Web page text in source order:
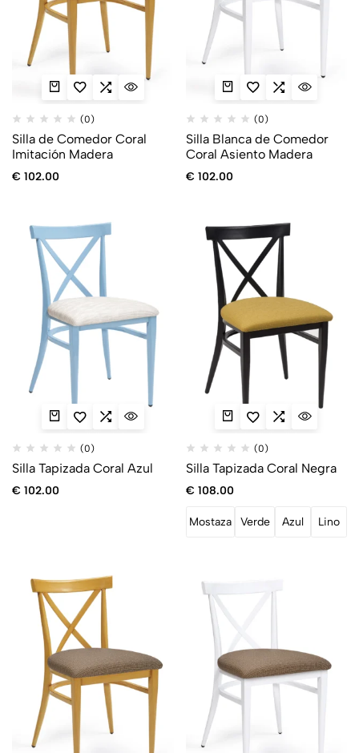
(0)
Silla de Comedor Coral
Imitación Madera
€ 102.00
(0)
Silla Blanca de Comedor
Coral Asiento Madera
€ 102.00
(0)
Silla Tapizada Coral Azul
€ 102.00
(0)
Silla Tapizada Coral Negra
€ 108.00
Mostaza Verde Azul Lino